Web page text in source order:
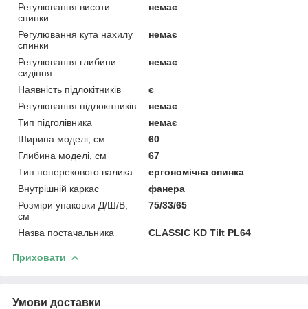
Регулювання висоти
спинки
немає
Регулювання кута нахилу
спинки
немає
Регулювання глибини
сидіння
немає
Наявність підлокітників
є
Регулювання підлокітників
немає
Тип підголівника
немає
Ширина моделі, см
60
Глибина моделі, см
67
Тип поперекового валика
ергономічна спинка
Внутрішній каркас
фанера
Розміри упаковки Д/Ш/В,
см
75/33/65
Назва постачальника CLASSIC KD Tilt PL64
Приховати
Умови доставки